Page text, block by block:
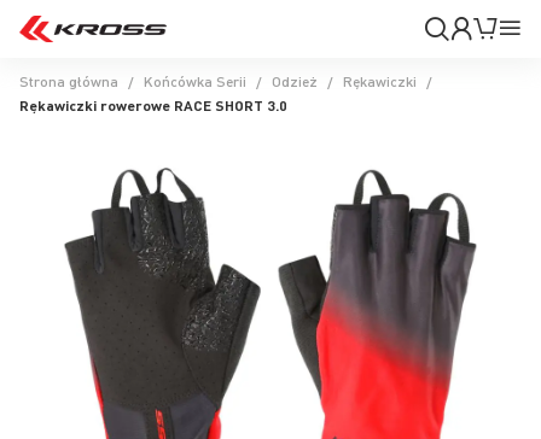
Mój
Moje
konto
Strona główna Końcówka Serii Odzież
Rękawiczki
Rękawiczki rowerowe RACE SHORT 3.0